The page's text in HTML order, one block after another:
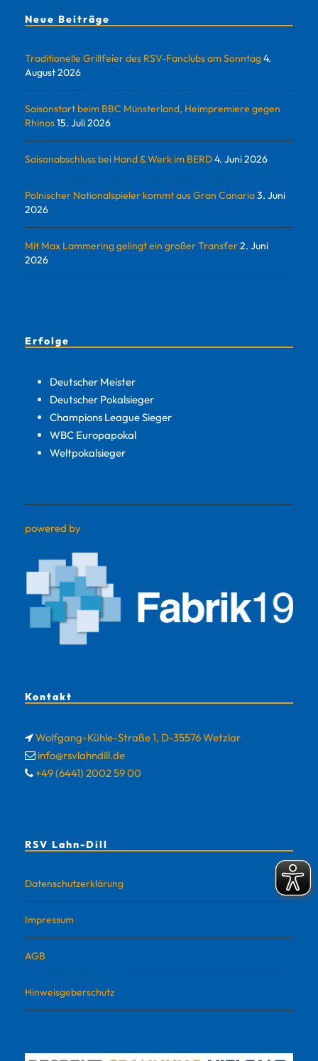
Neue Beiträge
Traditionelle Grillfeier des RSV-Fanclubs am Sonntag4.
August 2026
Saisonstart beim BBC Münsterland, Heimpremiere gegen
Rhinos15. Juli 2026
Saisonabschluss bei Hand & Werk im BERD4. Juni 2026
Polnischer Nationalspieler kommt aus Gran Canaria3. Juni
2026
Mit Max Lammering gelingt ein großer Transfer2. Juni
2026
Erfolge
Deutscher Meister
Deutscher Pokalsieger
Champions League Sieger
WBC Europapokal
Weltpokalsieger
powered by
Kontakt
Wolfgang-Kühle-Straße 1, D-35576 Wetzlar
info@rsvlahndill.de
+49 (6441) 2002 59 00
RSV Lahn-Dill
Datenschutzerklärung
Impressum
AGB
Hinweisgeberschutz